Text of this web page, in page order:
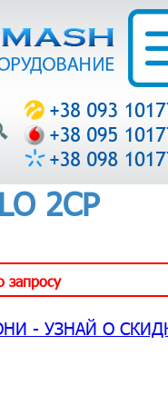
2CP
запросу
- УЗНАЙ О